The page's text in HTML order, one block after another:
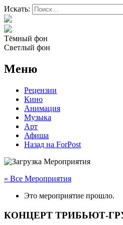
Искать:
Тёмный фон
Светлый фон
Меню
Рецензии
Кино
Анимация
Музыка
Арт
Афиша
Назад на ForPost
« Все Мероприятия
Это мероприятие прошло.
КОНЦЕРТ ТРИБЬЮТ-